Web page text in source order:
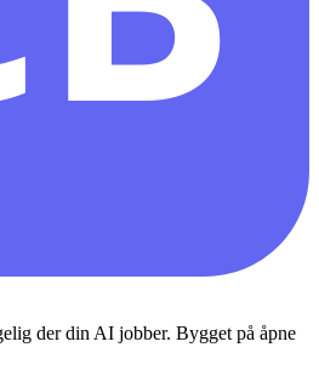
der din AI jobber. Bygget på åpne